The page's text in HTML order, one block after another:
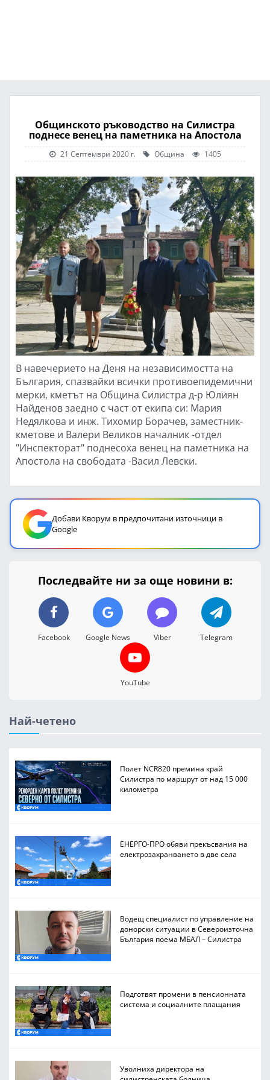
Общинското ръководство на Силистра
поднесе венец на паметника на Апостола
21 Септември 2020 г. Община 1405
В навечерието на Деня на независимостта на
България, спазвайки всички противоепидемични
мерки, кметът на Община Силистра д-р Юлиян
Найденов заедно с част от екипа си: Мария
Недялкова и инж. Тихомир Борачев, заместник-
кметове и Валери Великов началник -отдел
"Инспекторат" поднесоха венец на паметника на
Апостола на свободата -Васил Левски.
Добави Кворум в предпочитани източници в
Google
Последвайте ни за още новини в:
Facebook Google News Viber Telegram
YouTube
Най-четено
Полет NCR820 премина край
Силистра по маршрут от над 15 000
километра
ЕНЕРГО-ПРО обяви прекъсвания на
електрозахранването в две села
Водещ специалист по управление на
донорски ситуации в Североизточна
България поема МБАЛ – Силистра
Подготвят промени в пенсионната
система и социалните плащания
Уволниха директора на